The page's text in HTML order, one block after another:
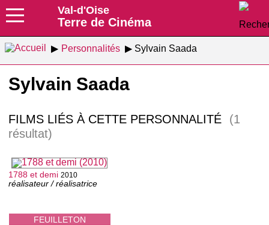
Val-d'Oise
Terre de Cinéma
Personnalités Sylvain Saada
Sylvain Saada
FILMS LIÉS À CETTE PERSONNALITÉ
(1
résultat)
FEUILLETON
1788 et demi 2010
réalisateur / réalisatrice